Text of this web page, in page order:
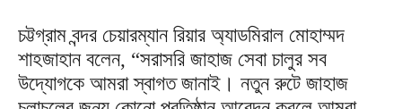
চট্টগ্রাম বন্দর চেয়ারম্যান রিয়ার অ্যাডমিরাল মোহাম্মদ
শাহজাহান বলেন, “সরাসরি জাহাজ সেবা চালুর সব
উদ্যোগকে আমরা স্বাগত জানাই। নতুন রুটে জাহাজ